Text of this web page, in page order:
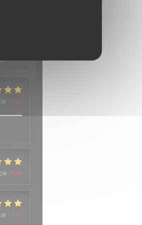
:5/5
: 4/5
: 5/5
: 4/5